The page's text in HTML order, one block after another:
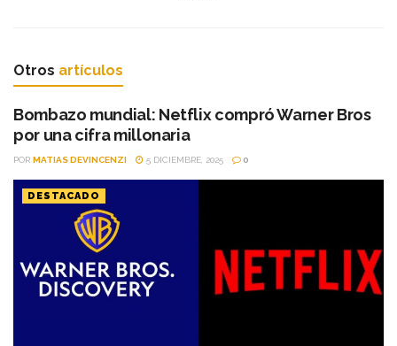
Otros artículos
Bombazo mundial: Netflix compró Warner Bros
por una cifra millonaria
POR MATIAS DEVINCENZI 5 DICIEMBRE, 2025 0
DESTACADO